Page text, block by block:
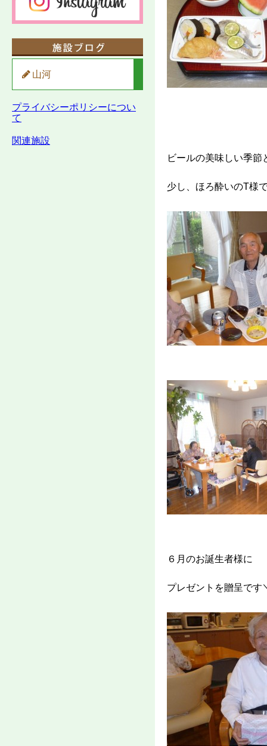
ビールの美味しい季節
少し、ほろ酔いのT様
６月のお誕生者様に
プレゼントを贈呈です
山河
プライバシーポリシーについ
て
関連施設